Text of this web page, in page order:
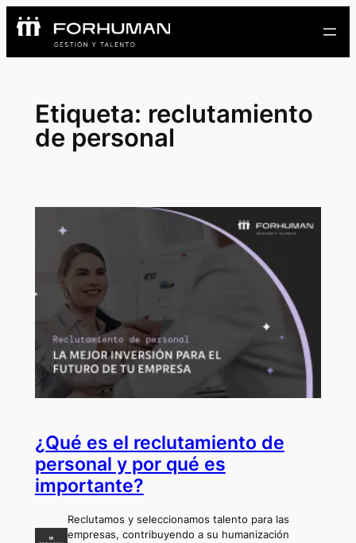
Etiqueta: reclutamiento
de personal
¿Qué es el reclutamiento de
personal y por qué es
importante?
Reclutamos y seleccionamos talento para las
empresas, contribuyendo a su humanización